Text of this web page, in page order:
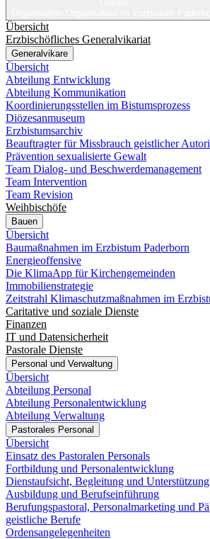
Übersicht
Erzbischöfliches Generalvikariat
Generalvikare
Übersicht
Abteilung Entwicklung
Abteilung Kommunikation
Koordinierungsstellen im Bistumsprozess
Diözesanmuseum
Erzbistumsarchiv
Beauftragter für Missbrauch geistlicher
Prävention sexualisierte Gewalt
Team Dialog- und Beschwerdemanagement
Team Intervention
Team Revision
Weihbischöfe
Bauen
Übersicht
Baumaßnahmen im Erzbistum Paderborn
Energieoffensive
Die KlimaApp für Kirchengemeinden
Immobilienstrategie
Zeitstrahl Klimaschutzmaßnahmen im
Caritative und soziale Dienste
Finanzen
IT und Datensicherheit
Pastorale Dienste
Personal und Verwaltung
Übersicht
Abteilung Personal
Abteilung Personalentwicklung
Abteilung Verwaltung
Pastorales Personal
Übersicht
Einsatz des Pastoralen Personals
Fortbildung und Personalentwicklung
Dienstaufsicht, Begleitung und Unterstützung
Ausbildung und Berufseinführung
Berufungspastoral, Personalmarketing und
geistliche Berufe
Ordensangelegenheiten